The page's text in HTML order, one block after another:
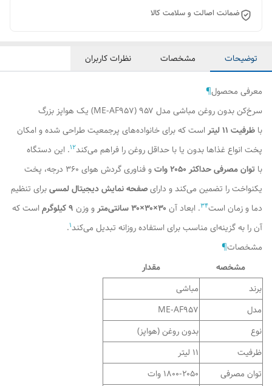
ضمانت اصالت و سلامت کالا
توضیحات مشخصات نظرات کاربران
معرفی محصول¶
سرخ‌کن بدون روغن مباشی مدل ۹۵۷ (ME-AF957) یک هواپز بزرگ
با ظرفیت ۱۱ لیتر
است که برای خانواده‌های پرجمعیت طراحی شده و امکان
پخت انواع غذاها بدون یا با حداقل روغن را فراهم می‌کند 12 . این دستگاه
با توان مصرفی حداکثر ۲۰۵۰ وات
و فناوری گردش هوای ۳۶۰ درجه، پخت
یکنواخت را تضمین می‌کند و دارایصفحه نمایش دیجیتال لمسیبرای تنظیم
دما و زمان است 34 . ابعاد آن ۳۰×۳۰×۳۰ سانتی‌متر و وزن ۹ کیلوگرم
است که
آن را به گزینه‌ای مناسب برای استفاده روزانه تبدیل می‌کند1
.
مشخصات¶
مشخصه
مقدار
برند
مباشی
مدل
ME-AF957
نوع
بدون روغن (هواپز)
ظرفیت
۱۱ لیتر
توان مصرفی
۱۸۰۰-۲۰۵۰ وات